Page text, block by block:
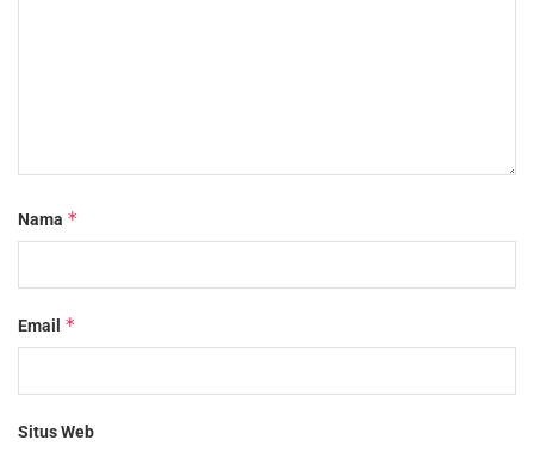
Nama *
Email *
Situs Web